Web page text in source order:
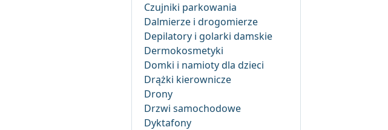
Czujniki parkowania
Dalmierze i drogomierze
Depilatory i golarki damskie
Dermokosmetyki
Domki i namioty dla dzieci
Drążki kierownicze
Drony
Drzwi samochodowe
Dyktafony